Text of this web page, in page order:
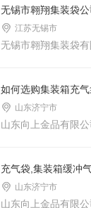
无锡市翱翔集装袋公
江苏无锡市
无锡市翱翔集装袋有
如何选购集装箱充
山东济宁市
山东向上金品有限公
充气袋,集装箱缓冲
山东济宁市
山东向上金品有限公